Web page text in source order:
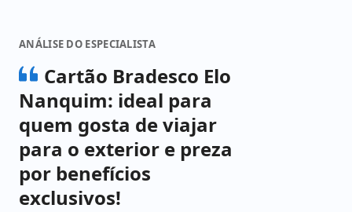
ANÁLISE DO ESPECIALISTA
Cartão Bradesco Elo
Nanquim: ideal para
quem gosta de viajar
para o exterior e preza
por benefícios
exclusivos!